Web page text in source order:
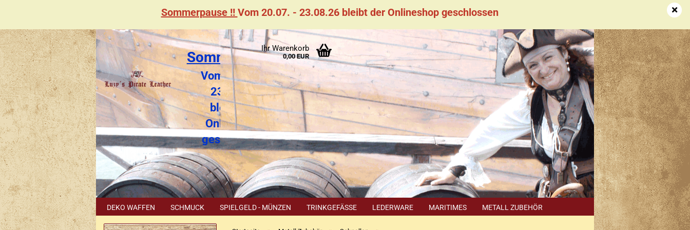
Suchen
Sommerpause
Vom 20.07. -
23.08.26
bleibt der
Onlineshop
geschlossen
Ihr Warenkorb
0,00 EUR
Sommerpause !! Vom 20.07. - 23.08.26 bleibt der Onlineshop geschlossen
DEKO WAFFEN SCHMUCK SPIELGELD - MÜNZEN TRINKGEFÄSSE LEDERWARE MARITIMES METALL ZUBEHÖR
SONDERPOSTEN GUTSCHEIN